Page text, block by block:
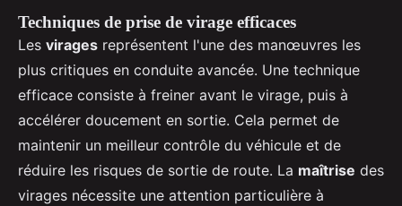
Techniques de prise de virage efficaces
Les virages représentent l'une des manœuvres les
plus critiques en conduite avancée. Une technique
efficace consiste à freiner avant le virage, puis à
accélérer doucement en sortie. Cela permet de
maintenir un meilleur contrôle du véhicule et de
réduire les risques de sortie de route. La maîtrise des
virages nécessite une attention particulière à